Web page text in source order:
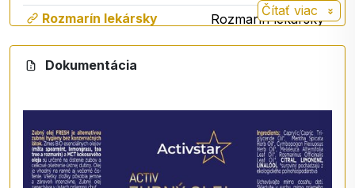
Rozmarín lekársky
Rozmarín lekársky
priemysle sa
používa ako
Čítať viac
Dokumentácia